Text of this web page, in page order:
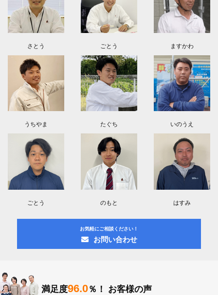
群馬県高崎市E様よりお問い合わせ頂きました。ありがとう御座います！
2026.08.02
東京都練馬区K様よりお問い合わせ頂きました。ありがとう御座います！
さとう ごとう ますかわ
うちやま たぐち いのうえ
ごとう のもと はすみ
お気軽にご相談ください！
お問い合わせ
満足度96.0％！ お客様の声